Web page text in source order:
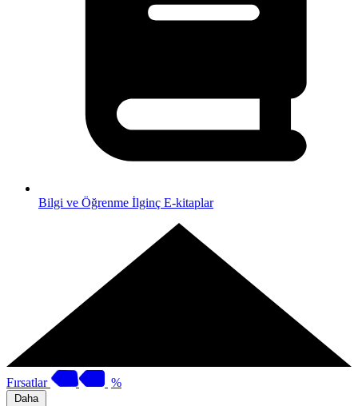
Bilgi ve Öğrenme İlginç E-kitaplar
Fırsatlar %
Daha